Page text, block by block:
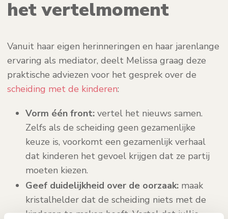
het vertelmoment
Vanuit haar eigen herinneringen en haar jarenlange
ervaring als mediator, deelt Melissa graag deze
praktische adviezen voor het gesprek over de
scheiding met de kinderen:
Vorm één front:vertel het nieuws samen.
Zelfs als de scheiding geen gezamenlijke
keuze is, voorkomt een gezamenlijk verhaal
dat kinderen het gevoel krijgen dat ze partij
moeten kiezen.
Geef duidelijkheid over de oorzaak:maak
kristalhelder dat de scheiding niets met de
kinderen te maken heeft. Vertel dat jullie